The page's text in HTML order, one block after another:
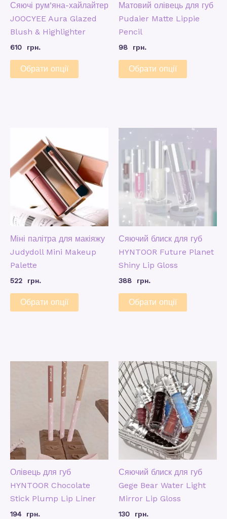
Сяючі рум’яна-хайлайтер
JOOCYEE Aura Glazed
Blush & Highlighter
610 грн.
Обрати опції
Матовий олівець для губ
Pudaier Matte Lippie
Pencil
98 грн.
Обрати опції
Міні палітра для макіяжу
Judydoll Mini Makeup
Palette
522 грн.
Обрати опції
Сяючий блиск для губ
HYNTOOR Future Planet
Shiny Lip Gloss
388 грн.
Обрати опції
Олівець для губ
HYNTOOR Chocolate
Stick Plump Lip Liner
194 грн.
Сяючий блиск для губ
Gege Bear Water Light
Mirror Lip Gloss
130 грн.